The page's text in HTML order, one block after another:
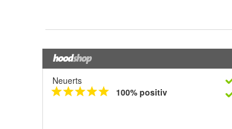
Neuerts
100% positiv